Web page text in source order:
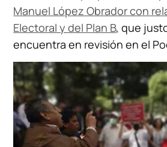
Manuel López Obrador con
Electoral y del Plan B, que
encuentra en revisión en el